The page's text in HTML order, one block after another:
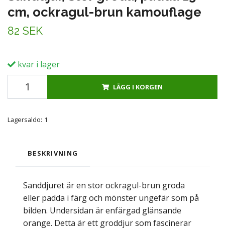
cm, ockragul-brun kamouflage
82 SEK
kvar i lager
LÄGG I KORGEN
Lagersaldo: 1
BESKRIVNING
Sanddjuret är en stor ockragul-brun groda
eller padda i färg och mönster ungefär som på
bilden. Undersidan är enfärgad glänsande
orange. Detta är ett groddjur som fascinerar